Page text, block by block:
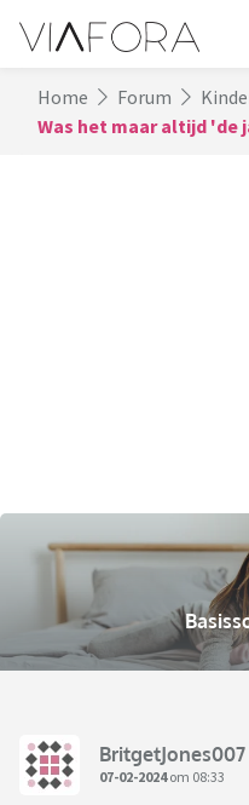
Home Forum
Was het maar altijd 'de
BritgetJones007
07-02-2024om 08:33